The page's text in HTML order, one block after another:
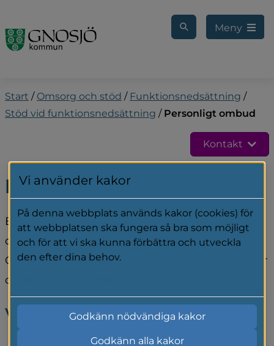
Meny
Start / Omsorg och stöd / Funktionsnedsättning /
Stöd vid funktionsnedsättning / Personligt ombud
Kontakt
Personligt ombud
Ett personligt ombud är ett fristående stöd för
dig med en psykisk funktionsnedsättning.
Ombudet hjälper dig att få det stöd du behöver
och har rätt till.
Vem kan få personligt ombud?
Du som är över 18 år.
Vi använder kakor
På denna webbplats används kakor (cookies) för
att webbplatsen ska fungera så bra som möjligt
och för att vi ska kunna förbättra och utveckla
den efter dina behov.
Godkänn nödvändiga kakor
Godkänn alla kakor